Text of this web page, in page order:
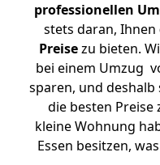
professionellen
stets daran, Ihnen
Preisezu bieten.
bei einem Umzug
sparen, und
die besten Preise
kleine Wohnung
Essen besitzen,